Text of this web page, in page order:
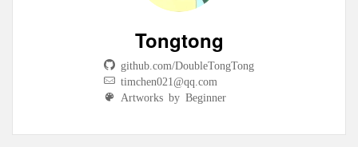
Tongtong
github.com/DoubleTongTong
timchen021@qq.com
Artworks by Beginner